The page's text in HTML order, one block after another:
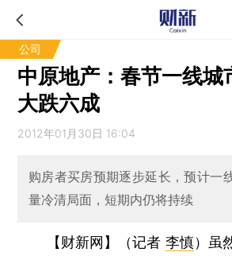
公司
中原地产：春节一线城
大跌六成
2012年01月30日 16:04
购房者买房预期逐步延长，预计一
量冷清局面，短期内仍将持续
【财新网】（记者 李慎）
虽